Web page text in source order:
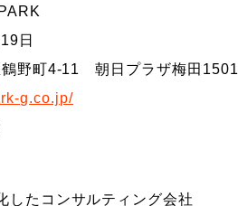
日
鶴野町4-11 朝日プラザ梅田1501
g.co.jp/
したコンサルティング会社